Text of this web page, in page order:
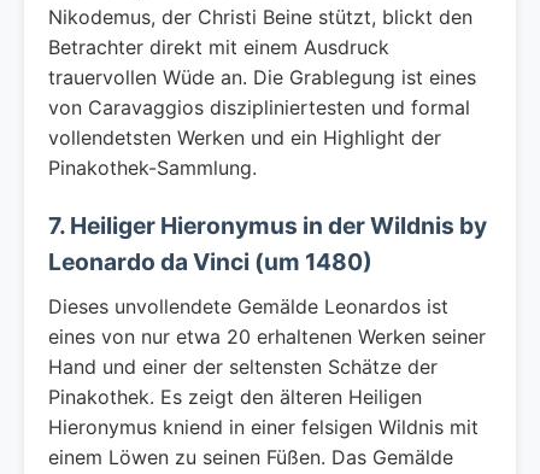
Nikodemus, der Christi Beine stützt, blickt den
Betrachter direkt mit einem Ausdruck
trauervollen Wüde an. Die Grablegung ist eines
von Caravaggios diszipliniertesten und formal
vollendetsten Werken und ein Highlight der
Pinakothek-Sammlung.
7. Heiliger Hieronymus in der Wildnis by
Leonardo da Vinci (um 1480)
Dieses unvollendete Gemälde Leonardos ist
eines von nur etwa 20 erhaltenen Werken seiner
Hand und einer der seltensten Schätze der
Pinakothek. Es zeigt den älteren Heiligen
Hieronymus kniend in einer felsigen Wildnis mit
einem Löwen zu seinen Füßen. Das Gemälde